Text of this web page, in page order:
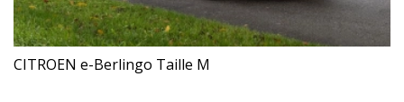
CITROEN e-Berlingo Taille M